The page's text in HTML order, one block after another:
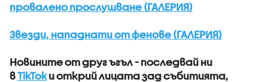
провалено прослушване (ГАЛЕРИЯ)
Звезди, нападнати от фенове (ГАЛЕРИЯ)
Новините от друг ъгъл - последвай ни
вTikTokи открий лицата зад събитията,